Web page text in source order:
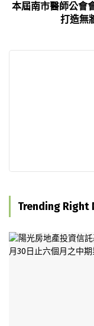
本屆南市醫師公會
打造無
Trending Right